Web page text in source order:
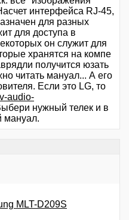
интерфейса RJ-45,
для разных
для доступа в
он служит для
хранятся на компе
получится юзать
читать мануал... А его
Если это LG, то
audio-
нужный телек и в
мануал.
MLT-D209S